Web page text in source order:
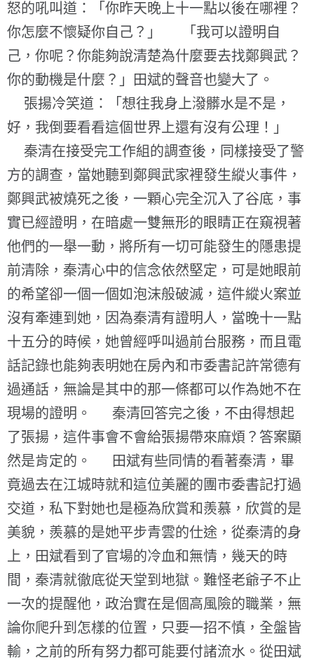
怒的吼叫道：「你昨天晚上十一點以後在哪裡？
你怎麼不懷疑你自己？」 「我可以證明自
己，你呢？你能夠說清楚為什麼要去找鄭興武？
你的動機是什麼？」田斌的聲音也變大了。
張揚冷笑道：「想往我身上潑髒水是不是，
好，我倒要看看這個世界上還有沒有公理！」
秦清在接受完工作組的調查後，同樣接受了警
方的調查，當她聽到鄭興武家裡發生縱火事件，
鄭興武被燒死之後，一顆心完全沉入了谷底，事
實已經證明，在暗處一雙無形的眼睛正在窺視著
他們的一舉一動，將所有一切可能發生的隱患提
前清除，秦清心中的信念依然堅定，可是她眼前
的希望卻一個一個如泡沫般破滅，這件縱火案並
沒有牽連到她，因為秦清有證明人，當晚十一點
十五分的時候，她曾經呼叫過前台服務，而且電
話記錄也能夠表明她在房內和市委書記許常德有
過通話，無論是其中的那一條都可以作為她不在
現場的證明。 秦清回答完之後，不由得想起
了張揚，這件事會不會給張揚帶來麻煩？答案顯
然是肯定的。 田斌有些同情的看著秦清，畢
竟過去在江城時就和這位美麗的團市委書記打過
交道，私下對她也是極為欣賞和羨慕，欣賞的是
美貌，羨慕的是她平步青雲的仕途，從秦清的身
上，田斌看到了官場的冷血和無情，幾天的時
間，秦清就徹底從天堂到地獄。難怪老爺子不止
一次的提醒他，政治實在是個高風險的職業，無
論你爬升到怎樣的位置，只要一招不慎，全盤皆
輸，之前的所有努力都可能要付諸流水。從田斌